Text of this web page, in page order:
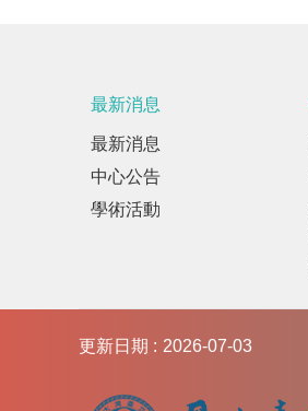
最新消息
最新消息
中心公告
學術活動
更新日期 2026-07-03